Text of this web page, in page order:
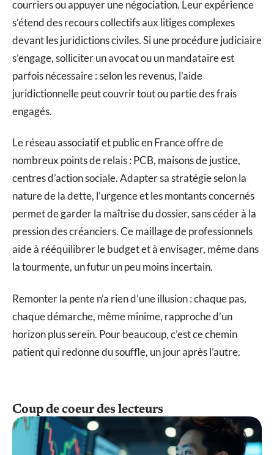
courriers ou appuyer une négociation. Leur expérience
s’étend des recours collectifs aux litiges complexes
devant les juridictions civiles. Si une procédure judiciaire
s’engage, solliciter un avocat ou un mandataire est
parfois nécessaire : selon les revenus, l’aide
juridictionnelle peut couvrir tout ou partie des frais
engagés.
Le réseau associatif et public en France offre de
nombreux points de relais : PCB, maisons de justice,
centres d’action sociale. Adapter sa stratégie selon la
nature de la dette, l’urgence et les montants concernés
permet de garder la maîtrise du dossier, sans céder à la
pression des créanciers. Ce maillage de professionnels
aide à rééquilibrer le budget et à envisager, même dans
la tourmente, un futur un peu moins incertain.
Remonter la pente n’a rien d’une illusion : chaque pas,
chaque démarche, même minime, rapproche d’un
horizon plus serein. Pour beaucoup, c’est ce chemin
patient qui redonne du souffle, un jour après l’autre.
Coup de coeur des lecteurs